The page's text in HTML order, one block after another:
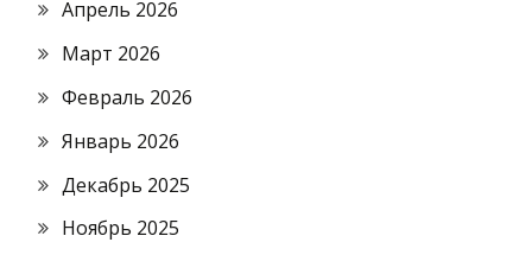
Апрель 2026
Март 2026
Февраль 2026
Январь 2026
Декабрь 2025
Ноябрь 2025